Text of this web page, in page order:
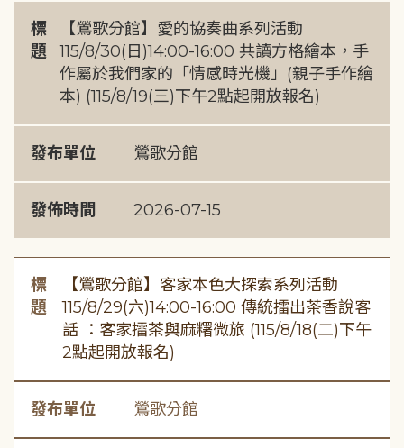
標
題
【鶯歌分館】愛的協奏曲系列活動
115/8/30(日)14:00-16:00 共讀方格繪本，手
作屬於我們家的「情感時光機」(親子手作繪
本) (115/8/19(三)下午2點起開放報名)
發布單位 鶯歌分館
發佈時間 2026-07-15
標
題
【鶯歌分館】客家本色大探索系列活動
115/8/29(六)14:00-16:00 傳統擂出茶香說客
話 ：客家擂茶與麻糬微旅 (115/8/18(二)下午
2點起開放報名)
發布單位 鶯歌分館